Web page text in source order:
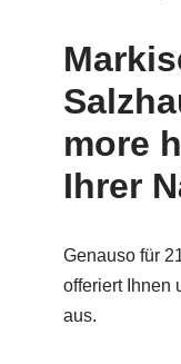
more
Ihrer
Genauso für
offeriert Ihnen
aus.